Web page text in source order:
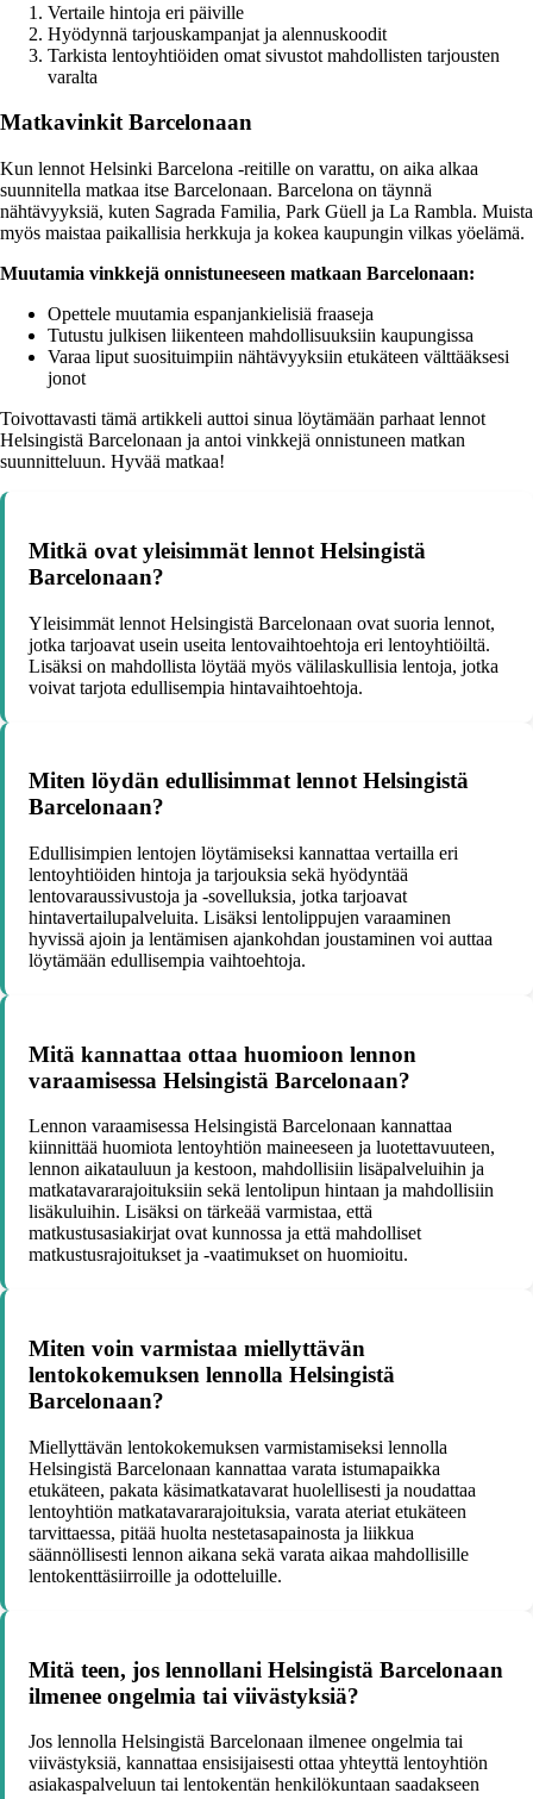
Vertaile hintoja eri päiville
Hyödynnä tarjouskampanjat ja alennuskoodit
Tarkista lentoyhtiöiden omat sivustot mahdollisten tarjousten
varalta
Matkavinkit Barcelonaan
Kun lennot Helsinki Barcelona -reitille on varattu, on aika alkaa
suunnitella matkaa itse Barcelonaan. Barcelona on täynnä
nähtävyyksiä, kuten Sagrada Familia, Park Güell ja La Rambla. Muista
myös maistaa paikallisia herkkuja ja kokea kaupungin vilkas yöelämä.
Muutamia vinkkejä onnistuneeseen matkaan Barcelonaan:
Opettele muutamia espanjankielisiä fraaseja
Tutustu julkisen liikenteen mahdollisuuksiin kaupungissa
Varaa liput suosituimpiin nähtävyyksiin etukäteen välttääksesi
jonot
Toivottavasti tämä artikkeli auttoi sinua löytämään parhaat lennot
Helsingistä Barcelonaan ja antoi vinkkejä onnistuneen matkan
suunnitteluun. Hyvää matkaa!
Mitkä ovat yleisimmät lennot Helsingistä
Barcelonaan?
Yleisimmät lennot Helsingistä Barcelonaan ovat suoria lennot,
jotka tarjoavat usein useita lentovaihtoehtoja eri lentoyhtiöiltä.
Lisäksi on mahdollista löytää myös välilaskullisia lentoja, jotka
voivat tarjota edullisempia hintavaihtoehtoja.
Miten löydän edullisimmat lennot Helsingistä
Barcelonaan?
Edullisimpien lentojen löytämiseksi kannattaa vertailla eri
lentoyhtiöiden hintoja ja tarjouksia sekä hyödyntää
lentovaraussivustoja ja -sovelluksia, jotka tarjoavat
hintavertailupalveluita. Lisäksi lentolippujen varaaminen
hyvissä ajoin ja lentämisen ajankohdan joustaminen voi auttaa
löytämään edullisempia vaihtoehtoja.
Mitä kannattaa ottaa huomioon lennon
varaamisessa Helsingistä Barcelonaan?
Lennon varaamisessa Helsingistä Barcelonaan kannattaa
kiinnittää huomiota lentoyhtiön maineeseen ja luotettavuuteen,
lennon aikatauluun ja kestoon, mahdollisiin lisäpalveluihin ja
matkatavararajoituksiin sekä lentolipun hintaan ja mahdollisiin
lisäkuluihin. Lisäksi on tärkeää varmistaa, että
matkustusasiakirjat ovat kunnossa ja että mahdolliset
matkustusrajoitukset ja -vaatimukset on huomioitu.
Miten voin varmistaa miellyttävän
lentokokemuksen lennolla Helsingistä
Barcelonaan?
Miellyttävän lentokokemuksen varmistamiseksi lennolla
Helsingistä Barcelonaan kannattaa varata istumapaikka
etukäteen, pakata käsimatkatavarat huolellisesti ja noudattaa
lentoyhtiön matkatavararajoituksia, varata ateriat etukäteen
tarvittaessa, pitää huolta nestetasapainosta ja liikkua
säännöllisesti lennon aikana sekä varata aikaa mahdollisille
lentokenttäsiirroille ja odotteluille.
Mitä teen, jos lennollani Helsingistä Barcelonaan
ilmenee ongelmia tai viivästyksiä?
Jos lennolla Helsingistä Barcelonaan ilmenee ongelmia tai
viivästyksiä, kannattaa ensisijaisesti ottaa yhteyttä lentoyhtiön
asiakaspalveluun tai lentokentän henkilökuntaan saadakseen